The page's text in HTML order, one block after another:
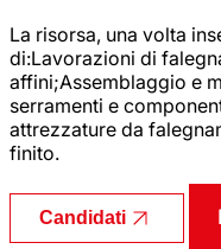
La risorsa, una volta
di:Lavorazioni di
affini;Assemblaggio e
serramenti e
attrezzature da
finito.
Candidati